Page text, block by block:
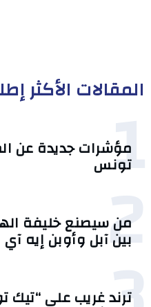
المقالات الأكثر
1
مؤشرات جديدة عن
تونس
2
من سيصنع خليفة
بين آبل وأوبن إيه آي
ترند غريب على